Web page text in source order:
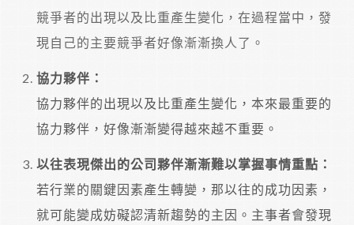
競爭者的出現以及比重產生變化，在過程當中，發
現自己的主要競爭者好像漸漸換人了。
協力夥伴：
協力夥伴的出現以及比重產生變化，本來最重要的
協力夥伴，好像漸漸變得越來越不重要。
以往表現傑出的公司夥伴漸漸難以掌握事情重點：
若行業的關鍵因素產生轉變，那以往的成功因素，
就可能變成妨礙認清新趨勢的主因。主事者會發現